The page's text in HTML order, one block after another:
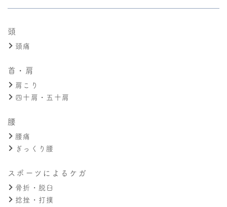
頭
頭痛
首・肩
肩こり
四十肩・五十肩
腰
腰痛
ぎっくり腰
スポーツによるケガ
骨折・脱臼
捻挫・打撲